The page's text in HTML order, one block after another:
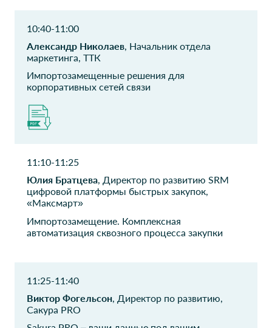
программно-аппаратных
ФГУП ГУО МИД
Начальник отдела защиты
информации
ПКТБ-ЦЦТ филиал
РЕНЕССАНС
СТРАХОВАНИЕ
Руководитель ИТ-проектов
Руководитель группы по
развитию искусственного
ФГБУ Больница с
Президента
Российской
Федерации
Директор по
ООО Газпромнефть-
10:40-11:00
Александр Николаев, Начальник отдела
маркетинга, ТТК
Импортозамещенные решения для
корпоративных сетей связи
11:10-11:25
Юлия Братцева, Директор по развитию SRM
цифровой платформы быстрых закупок,
«Максмарт»
Импортозамещение. Комплексная
автоматизация сквозного процесса закупки
11:25-11:40
Виктор Фогельсон, Директор по развитию,
Сакура PRO